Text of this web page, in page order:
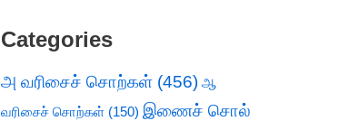
Categories
அ வரிசைச் சொற்கள் (456) ஆ
வரிசைச் சொற்கள் (150) இணைச் சொல்